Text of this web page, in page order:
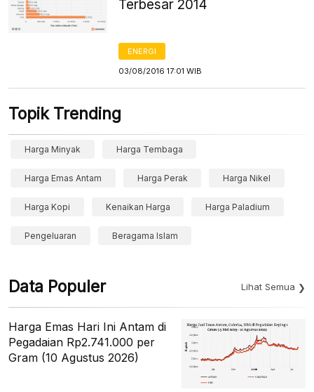
Terbesar 2014
ENERGI
03/08/2016 17:01 WIB
Topik Trending
Harga Minyak Harga Tembaga
Harga Emas Antam Harga Perak Harga Nikel
Harga Kopi Kenaikan Harga Harga Paladium
Pengeluaran Beragama Islam
Data Populer Lihat Semua
Harga Emas Hari Ini Antam di
Pegadaian Rp2.741.000 per
Gram (10 Agustus 2026)